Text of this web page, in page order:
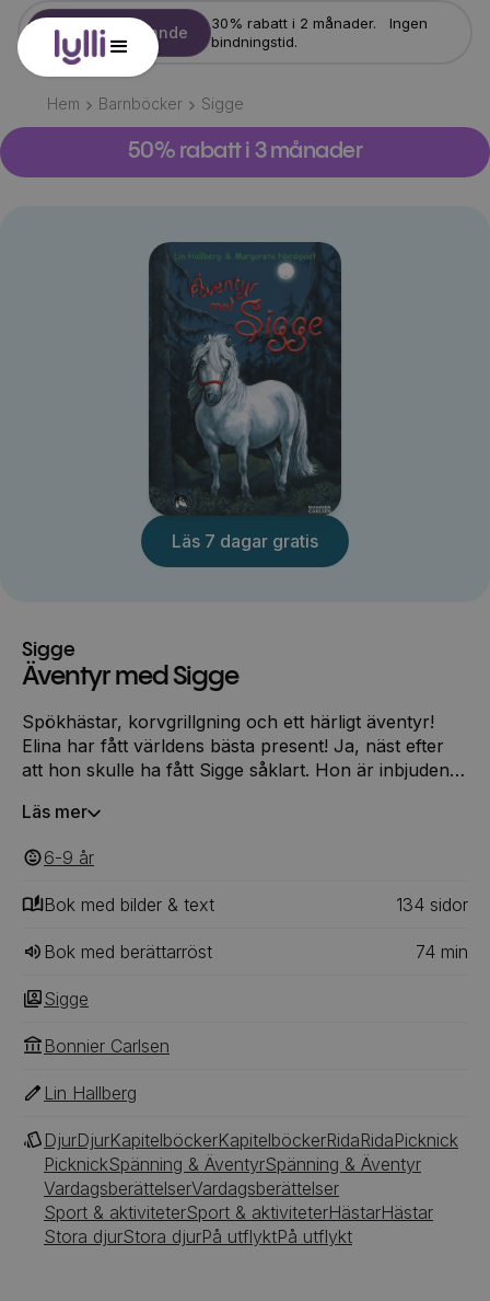
Starta erbjudande
30% rabatt i 2 månader. Ingen
bindningstid.
Hem Barnböcker Sigge
50% rabatt i 3 månader
Läs 7 dagar gratis
Sigge
Äventyr med Sigge
Spökhästar, korvgrillgning och ett härligt äventyr!
Elina har fått världens bästa present! Ja, näst efter
att hon skulle ha fått Sigge såklart. Hon är inbjuden
ska få rida på Sigge! Korvgrillning vid lägerelden,
Läs mer
6-9 ‎‎ år
Bok med bilder & text 134 ‎‎ sidor
Bok med berättarröst 74 min
Sigge
Bonnier Carlsen
Lin Hallberg
DjurDjurKapitelböckerKapitelböckerRidaRidaPicknick
PicknickSpänning & ÄventyrSpänning & Äventyr
VardagsberättelserVardagsberättelser
Sport & aktiviteterSport & aktiviteterHästarHästar
Stora djurStora djurPå utflyktPå utflykt